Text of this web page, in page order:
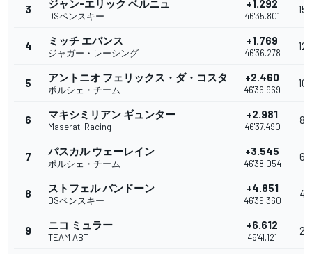
3 ジャン-エリック ベルニュ
DSペンスキー
+1.292
46'35.801
15
4 ミッチ エバンス
ジャガー・レーシング
+1.769
46'36.278
12
5 アントニオ フェリックス・ダ・コスタ
ポルシェ・チーム
+2.460
46'36.969
10
6 マキシミリアン ギュンター
Maserati Racing
+2.981
46'37.490
8
7 パスカル ウェーレイン
ポルシェ・チーム
+3.545
46'38.054
6
8 ストフェル バンドーン
DSペンスキー
+4.851
46'39.360
4
9 ニコ ミュラー
TEAM ABT
+6.612
46'41.121
2